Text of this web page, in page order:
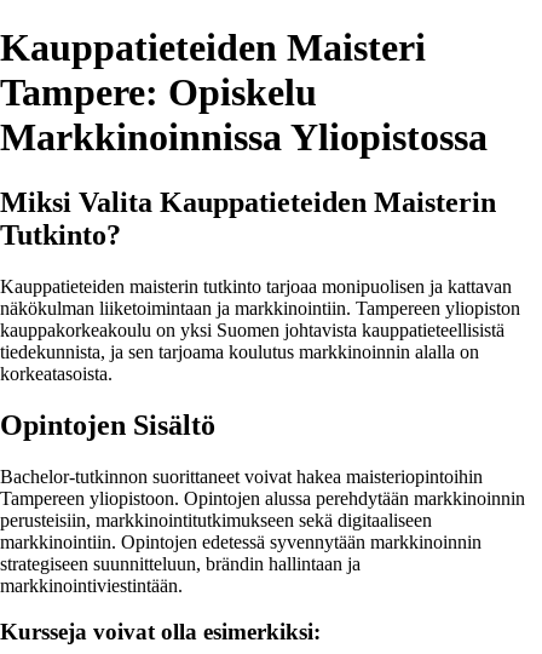
Kauppatieteiden Maisteri
Tampere: Opiskelu
Markkinoinnissa Yliopistossa
Miksi Valita Kauppatieteiden Maisterin
Tutkinto?
Kauppatieteiden maisterin tutkinto tarjoaa monipuolisen ja kattavan
näkökulman liiketoimintaan ja markkinointiin. Tampereen yliopiston
kauppakorkeakoulu on yksi Suomen johtavista kauppatieteellisistä
tiedekunnista, ja sen tarjoama koulutus markkinoinnin alalla on
korkeatasoista.
Opintojen Sisältö
Bachelor-tutkinnon suorittaneet voivat hakea maisteriopintoihin
Tampereen yliopistoon. Opintojen alussa perehdytään markkinoinnin
perusteisiin, markkinointitutkimukseen sekä digitaaliseen
markkinointiin. Opintojen edetessä syvennytään markkinoinnin
strategiseen suunnitteluun, brändin hallintaan ja
markkinointiviestintään.
Kursseja voivat olla esimerkiksi: